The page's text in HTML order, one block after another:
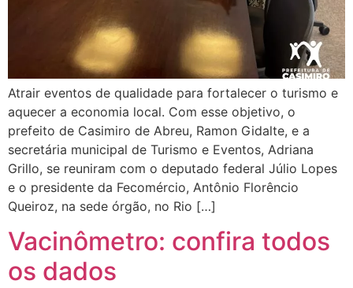
Atrair eventos de qualidade para fortalecer o turismo e
aquecer a economia local. Com esse objetivo, o
prefeito de Casimiro de Abreu, Ramon Gidalte, e a
secretária municipal de Turismo e Eventos, Adriana
Grillo, se reuniram com o deputado federal Júlio Lopes
e o presidente da Fecomércio, Antônio Florêncio
Queiroz, na sede órgão, no Rio […]
Vacinômetro: confira todos
os dados